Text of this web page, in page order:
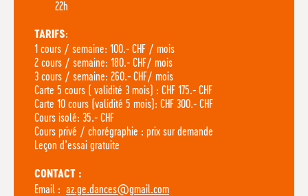
22h
TARIFS:
1 cours / semaine: 100.- CHF / mois
2 cours / semaine: 180.- CHF/ mois
3 cours / semaine: 260.- CHF/ mois
Carte 5 cours ( validité 3 mois) : CHF 175.- CHF
Carte 10 cours (validité 5 mois): CHF 300.- CHF
Cours isolé: 35.- CHF
Cours privé / chorégraphie : prix sur demande
Leçon d’essai gratuite
CONTACT :
Email : az.ge.dances@gmail.com